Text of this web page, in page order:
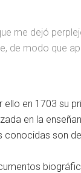
me dejó
de modo que
en 1703 su
en la
conocidas son